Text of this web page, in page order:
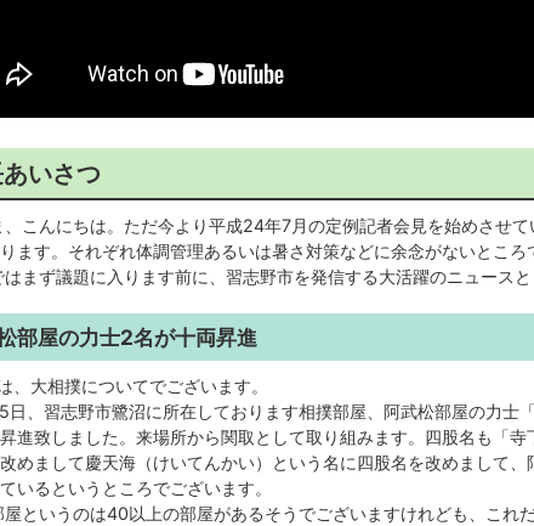
いさつ
、こんにちは。ただ今より平成24年7月の定例記者会見を始めさせ
ます。それぞれ体調管理あるいは暑さ対策などに余念がないところ
はまず議題に入ります前に、習志野市を発信する大活躍のニュース
部屋の力士2名が十両昇進
、大相撲についてでございます。
日、習志野市鷺沼に所在しております相撲部屋、阿武松部屋の力士
進致しました。来場所から関取として取り組みます。四股名も「寺
改めまして慶天海（けいてんかい）という名に四股名を改めまして
いるというところでございます。
屋というのは40以上の部屋があるそうでございますけれども、これ